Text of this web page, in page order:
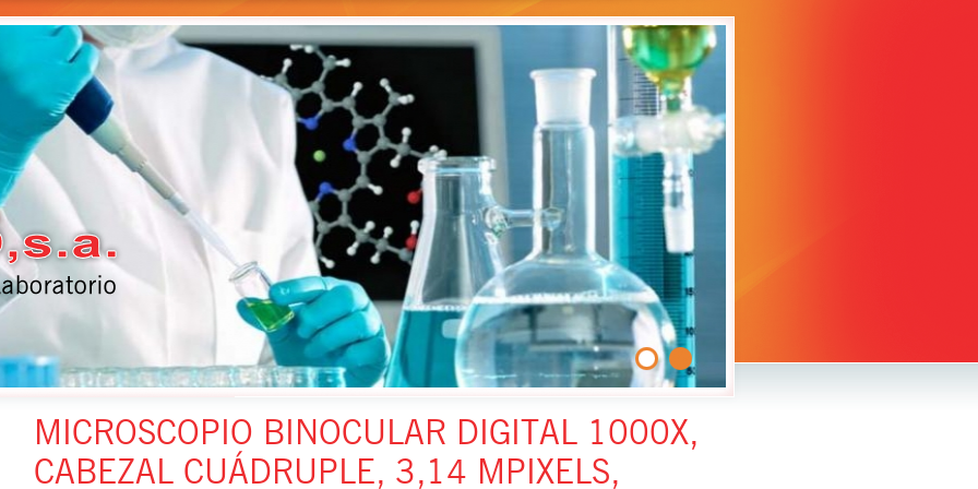
0
1
MICROSCOPIO BINOCULAR DIGITAL 1000X,
CABEZAL CUÁDRUPLE, 3,14 MPIXELS,